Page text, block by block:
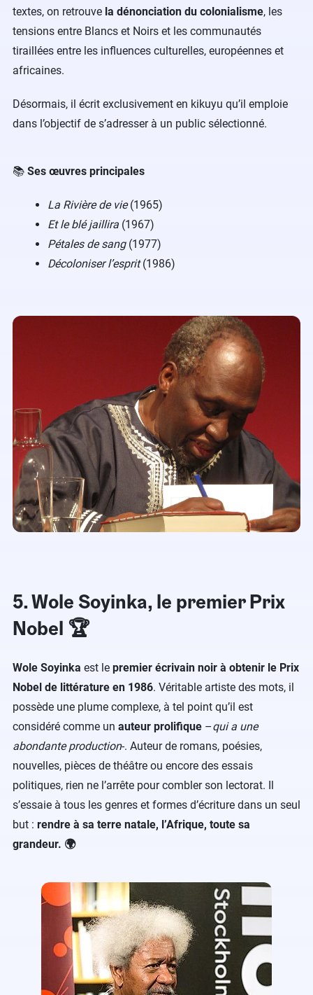
textes, on retrouve la dénonciation du colonialisme, les
tensions entre Blancs et Noirs et les communautés
tiraillées entre les influences culturelles, européennes et
africaines.
Désormais, il écrit exclusivement en kikuyu qu’il emploie
dans l’objectif de s’adresser à un public sélectionné.
📚 Ses œuvres principales
La Rivière de vie(1965)
Et le blé jaillira (1967)
Pétales de sang(1977)
Décoloniser l’esprit(1986)
5. Wole Soyinka, le premier Prix
Nobel 🏆
Wole Soyinka est le premier écrivain noir à obtenir le Prix
Nobel de littérature en 1986. Véritable artiste des mots, il
possède une plume complexe, à tel point qu’il est
considéré comme un auteur prolifique –qui a une
abondante production-. Auteur de romans, poésies,
nouvelles, pièces de théâtre ou encore des essais
politiques, rien ne l’arrête pour combler son lectorat. Il
s’essaie à tous les genres et formes d’écriture dans un seul
but : rendre à sa terre natale, l’Afrique, toute sa
grandeur. 🌍